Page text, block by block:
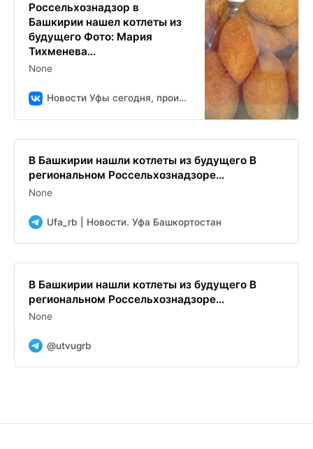
Россельхознадзор в
Башкирии нашел котлеты из
будущего Фото: Мария
Тихменева...
None
Новости Уфы сегодня, происшествия, ЧП и ДТП
В Башкирии нашли котлеты из будущего В
региональном Россельхознадзоре...
None
Ufa_rb | Новости. Уфа Башкортостан
В Башкирии нашли котлеты из будущего В
региональном Россельхознадзоре...
None
@utvugrb